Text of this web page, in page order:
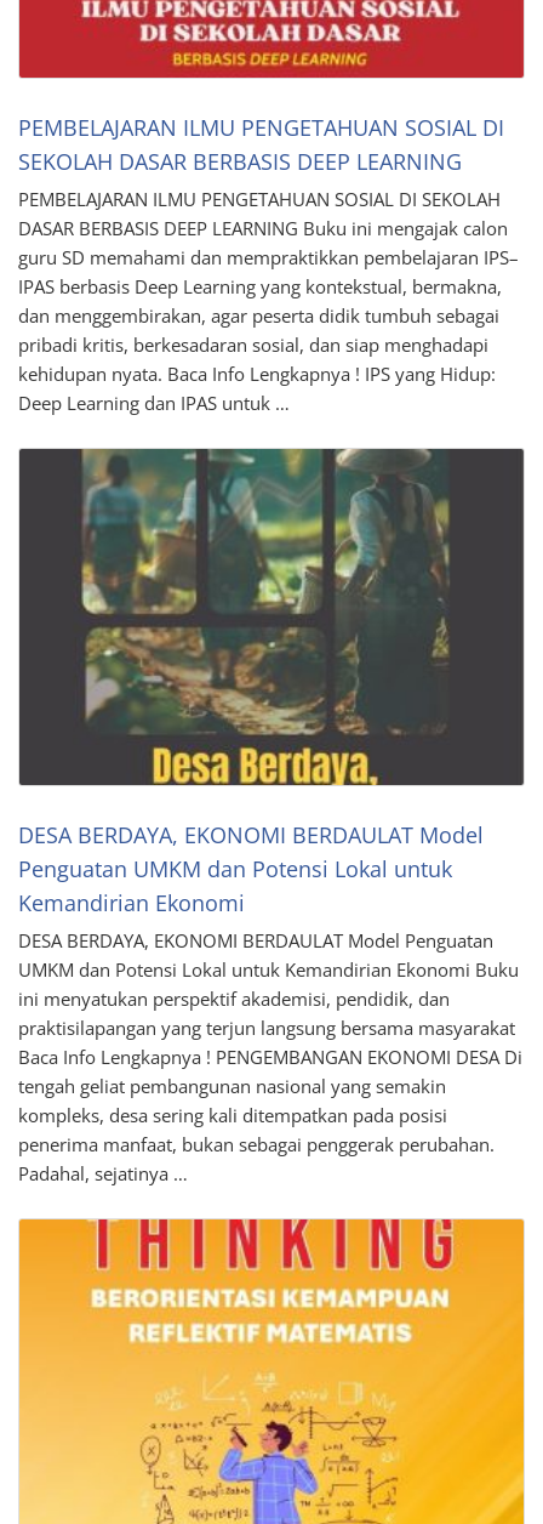
PEMBELAJARAN ILMU PENGETAHUAN SOSIAL DI
SEKOLAH DASAR BERBASIS DEEP LEARNING
PEMBELAJARAN ILMU PENGETAHUAN SOSIAL DI SEKOLAH
DASAR BERBASIS DEEP LEARNING Buku ini mengajak calon
guru SD memahami dan mempraktikkan pembelajaran IPS–
IPAS berbasis Deep Learning yang kontekstual, bermakna,
dan menggembirakan, agar peserta didik tumbuh sebagai
pribadi kritis, berkesadaran sosial, dan siap menghadapi
kehidupan nyata. Baca Info Lengkapnya ! IPS yang Hidup:
Deep Learning dan IPAS untuk …
DESA BERDAYA, EKONOMI BERDAULAT Model
Penguatan UMKM dan Potensi Lokal untuk
Kemandirian Ekonomi
DESA BERDAYA, EKONOMI BERDAULAT Model Penguatan
UMKM dan Potensi Lokal untuk Kemandirian Ekonomi Buku
ini menyatukan perspektif akademisi, pendidik, dan
praktisilapangan yang terjun langsung bersama masyarakat
Baca Info Lengkapnya ! PENGEMBANGAN EKONOMI DESA Di
tengah geliat pembangunan nasional yang semakin
kompleks, desa sering kali ditempatkan pada posisi
penerima manfaat, bukan sebagai penggerak perubahan.
Padahal, sejatinya …